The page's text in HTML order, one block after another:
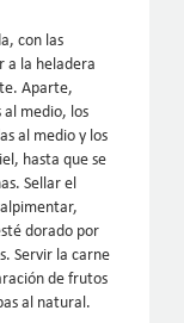
con las
a la heladera
Aparte,
medio, los
al medio y los
hasta que se
Sellar el
dorado por
Servir la carne
de frutos
al natural.